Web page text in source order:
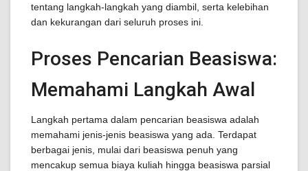
tentang langkah-langkah yang diambil, serta kelebihan
dan kekurangan dari seluruh proses ini.
Proses Pencarian Beasiswa:
Memahami Langkah Awal
Langkah pertama dalam pencarian beasiswa adalah
memahami jenis-jenis beasiswa yang ada. Terdapat
berbagai jenis, mulai dari beasiswa penuh yang
mencakup semua biaya kuliah hingga beasiswa parsial